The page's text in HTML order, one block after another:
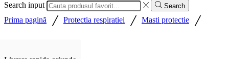
Search input
Search
Prima pagină / Protectia respiratiei / Masti protectie /